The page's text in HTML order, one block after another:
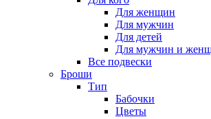
Для женщин
Для мужчин
Для детей
Для мужчин и
Все подвески
Броши
Тип
Бабочки
Цветы